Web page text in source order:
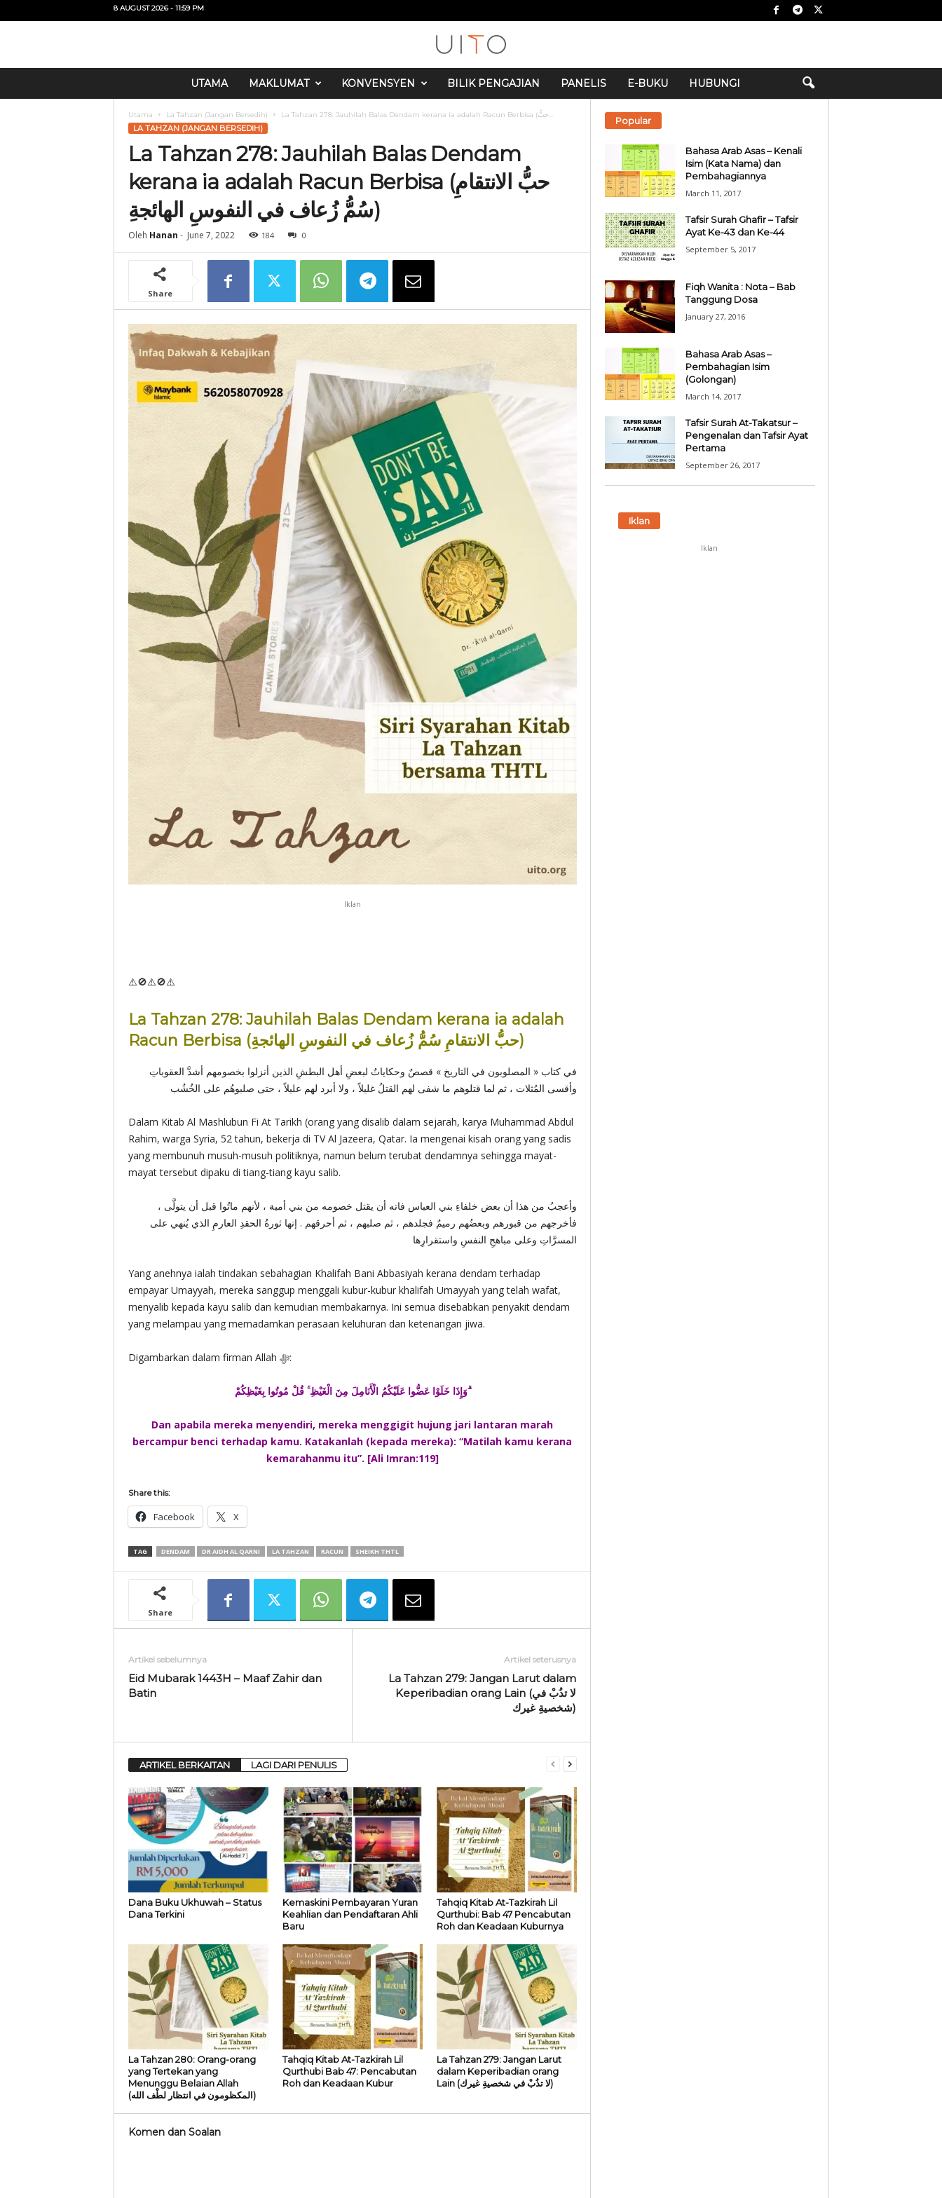
8 AUGUST 2026 - 11:59 PM
UTAMA MAKLUMAT KONVENSYEN BILIK PENGAJIAN PANELIS E-BUKU HUBUNGI
Utama La Tahzan (Jangan Bersedih) La Tahzan 278: Jauhilah Balas Dendam kerana ia adalah Racun Berbisa (حبُّ...
LA TAHZAN (JANGAN BERSEDIH)
La Tahzan 278: Jauhilah Balas Dendam
kerana ia adalah Racun Berbisa (حبُّ الانتقامِ
سُمُّ زُعاف في النفوسِ الهائجةِ)
Oleh Hanan - June 7, 2022 184 0
Share
Iklan
⚠️🚫⚠️🚫⚠️
La Tahzan 278: Jauhilah Balas Dendam kerana ia adalah
Racun Berbisa (حبُّ الانتقامِ سُمُّ زُعاف في النفوسِ الهائجةِ)
في كتاب « المصلوبون في التاريخ » قصصٌ وحكاياتٌ لبعضِ أهل البطشِ الذين أنزلوا بخصومهم أشدَّ العقوباتِ
وأقسى المُثلات ، ثم لما قتلوهم ما شفى لهم القتلُ غليلاً ، ولا أبرد لهم عليلاً ، حتى صلبوهُم على الخُشُب
Dalam Kitab Al Mashlubun Fi At Tarikh (orang yang disalib dalam sejarah, karya Muhammad Abdul
Rahim, warga Syria, 52 tahun, bekerja di TV Al Jazeera, Qatar. Ia mengenai kisah orang yang sadis
yang membunuh musuh-musuh politiknya, namun belum terubat dendamnya sehingga mayat-
mayat tersebut dipaku di tiang-tiang kayu salib.
وأعجبُ من هذا أن بعض خلفاءِ بني العباس فاته أن يقتل خصومه من بني أمية ، لأنهم ماتُوا قبل أن يتولَّى ،
فأخرجهم من قبورهم وبعضُهم رميمٌ فجلدهم ، ثم صلبهم ، ثم أحرقهم . إنها ثورةُ الحقدِ العارمِ الذي يُنهي على
المسرَّاتِ وعلى مباهجِ النفسِ واستقرارِها
Yang anehnya ialah tindakan sebahagian Khalifah Bani Abbasiyah kerana dendam terhadap
empayar Umayyah, mereka sanggup menggali kubur-kubur khalifah Umayyah yang telah wafat,
menyalib kepada kayu salib dan kemudian membakarnya. Ini semua disebabkan penyakit dendam
yang melampau yang memadamkan perasaan keluhuran dan ketenangan jiwa.
Digambarkan dalam firman Allah ‎ﷻ:
وَإِذَا خَلَوْا عَضُّوا عَلَيْكُمُ الْأَنَامِلَ مِنَ الْغَيْظِ ۚ قُلْ مُوتُوا بِغَيْظِكُمْ ۗ
Dan apabila mereka menyendiri, mereka menggigit hujung jari lantaran marah
bercampur benci terhadap kamu. Katakanlah (kepada mereka): “Matilah kamu kerana
kemarahanmu itu”. [Ali Imran:119]
Share this:
Facebook X
TAG DENDAM DR AIDH AL QARNI LA TAHZAN RACUN SHEIKH THTL
Share
Artikel sebelumnya
Eid Mubarak 1443H – Maaf Zahir dan
Batin
Artikel seterusnya
La Tahzan 279: Jangan Larut dalam
Keperibadian orang Lain (لا تذُبْ في
شخصيةِ غيرك)
ARTIKEL BERKAITAN LAGI DARI PENULIS
Dana Buku Ukhuwah – Status
Dana Terkini
Kemaskini Pembayaran Yuran
Keahlian dan Pendaftaran Ahli
Baru
Tahqiq Kitab At-Tazkirah Lil
Qurthubi: Bab 47 Pencabutan
Roh dan Keadaan Kuburnya
La Tahzan 280: Orang-orang
yang Tertekan yang
Menunggu Belaian Allah
(المكظومون في انتظار لطْف الله)
Tahqiq Kitab At-Tazkirah Lil
Qurthubi Bab 47: Pencabutan
Roh dan Keadaan Kubur
La Tahzan 279: Jangan Larut
dalam Keperibadian orang
Lain (لا تذُبْ في شخصيةِ غيرك)
Komen dan Soalan
Popular
Bahasa Arab Asas – Kenali
Isim (Kata Nama) dan
Pembahagiannya
March 11, 2017
Tafsir Surah Ghafir – Tafsir
Ayat Ke-43 dan Ke-44
September 5, 2017
Fiqh Wanita : Nota – Bab
Tanggung Dosa
January 27, 2016
Bahasa Arab Asas –
Pembahagian Isim
(Golongan)
March 14, 2017
Tafsir Surah At-Takatsur –
Pengenalan dan Tafsir Ayat
Pertama
September 26, 2017
Iklan
Iklan